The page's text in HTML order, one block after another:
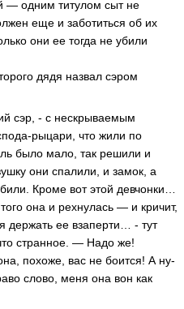
— одним титулом сыт не
еще и заботиться об их
они ее тогда не убили
дядя назвал сэром
сэр, - с нескрываемым
рыцари, что жили по
было мало, так решили и
они спалили, и замок, а
Кроме вот этой девчонки…
она и рехнулась — и кричит,
держать ее взаперти… - тут
странное. — Надо же!
похоже, вас не боится! А ну-
слово, меня она вон как